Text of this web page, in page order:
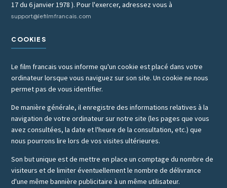
17 du 6 janvier 1978 ). Pour l'exercer, adressez vous à
support@lefilmfrancais.com
COOKIES
Le film francais vous informe qu'un cookie est placé dans votre
ordinateur lorsque vous naviguez sur son site. Un cookie ne nous
permet pas de vous identifier.
De manière générale, il enregistre des informations relatives à la
navigation de votre ordinateur sur notre site (les pages que vous
avez consultées, la date et l'heure de la consultation, etc.) que
nous pourrons lire lors de vos visites ultérieures.
Son but unique est de mettre en place un comptage du nombre de
visiteurs et de limiter éventuellement le nombre de délivrance
d'une même bannière publicitaire à un même utilisateur.